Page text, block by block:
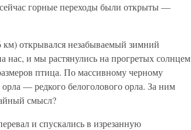
горные переходы были открыты —
открывался незабываемый зимний
нас, и мы растянулись на прогретых солнцем
птица. По массивному черному
— редкого белоголового орла. За ним
смысл?
и спускались в изрезанную